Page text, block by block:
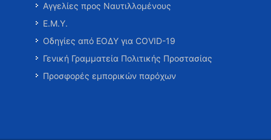
Αγγελίες προς Ναυτιλλομένους
Ε.Μ.Υ.
Οδηγίες από ΕΟΔΥ για COVID-19
Γενική Γραμματεία Πολιτικής Προστασίας
Προσφορές εμπορικών παρόχων